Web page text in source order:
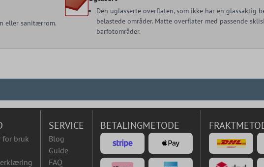
eller sanitærrom.
Den uglasserte overflaten, som ikke har en glassaktig
belastede områder. Matte overflater med passende
barfotområder.
for bruk
SERVICE
Blog
Guide
FAQ
BETALINGMETODE